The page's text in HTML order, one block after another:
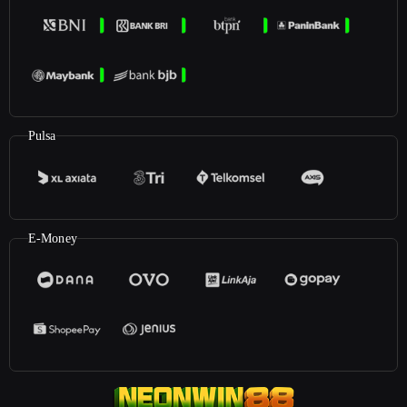
Pulsa
E-Money